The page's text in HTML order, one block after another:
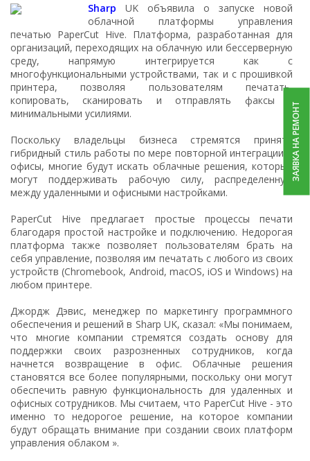
Sharp UK объявила о запуске новой
облачной платформы управления
печатью PaperCut Hive. Платформа, разработанная для
организаций, переходящих на облачную или бессерверную
среду, напрямую интегрируется как с
многофункциональными устройствами, так и с прошивкой
принтера, позволяя пользователям печатать,
копировать, сканировать и отправлять факсы с
минимальными усилиями.
Поскольку владельцы бизнеса стремятся принять
гибридный стиль работы по мере повторной интеграции в
офисы, многие будут искать облачные решения, которые
могут поддерживать рабочую силу, распределенную
между удаленными и офисными настройками.
PaperCut Hive предлагает простые процессы печати
благодаря простой настройке и подключению. Недорогая
платформа также позволяет пользователям брать на
себя управление, позволяя им печатать с любого из своих
устройств (Chromebook, Android, macOS, iOS и Windows) на
любом принтере.
Джордж Дэвис, менеджер по маркетингу программного
обеспечения и решений в Sharp UK, сказал: «Мы понимаем,
что многие компании стремятся создать основу для
поддержки своих разрозненных сотрудников, когда
начнется возвращение в офис. Облачные решения
становятся все более популярными, поскольку они могут
обеспечить равную функциональность для удаленных и
офисных сотрудников. Мы считаем, что PaperCut Hive - это
именно то недорогое решение, на которое компании
будут обращать внимание при создании своих платформ
управления облаком ».
ЗАЯВКА НА РЕМОНТ